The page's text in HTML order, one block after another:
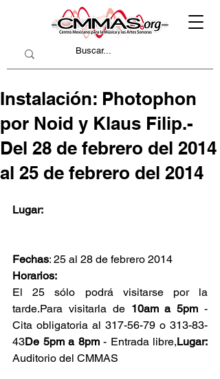
Instalación: Photophon
por Noid y Klaus Filip.-
Del 28 de febrero del 2014
al 25 de febrero del 2014
Lugar:
Fechas: 25 al 28 de febrero 2014
Horarios:
El 25 sólo podrá visitarse por la
tarde.Para visitarla de 10am a 5pm -
Cita obligatoria al 317-56-79 o 313-83-
43De 5pm a 8pm - Entrada libre,Lugar:
Auditorio del CMMAS